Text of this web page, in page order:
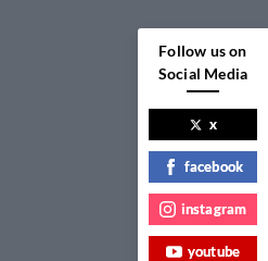
Follow us on
Social Media
x
facebook
instagram
youtube